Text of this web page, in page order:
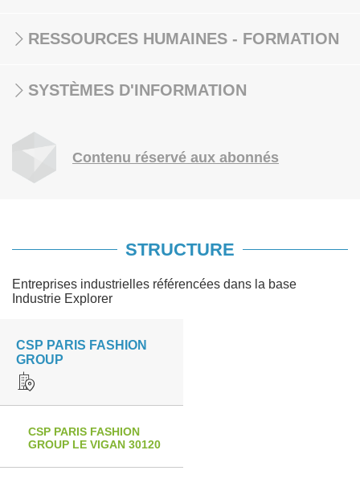
RESSOURCES HUMAINES - FORMATION
SYSTÈMES D'INFORMATION
Contenu réservé aux abonnés
STRUCTURE
Entreprises industrielles référencées dans la base
Industrie Explorer
CSP PARIS FASHION
GROUP
CSP PARIS FASHION
GROUP LE VIGAN 30120